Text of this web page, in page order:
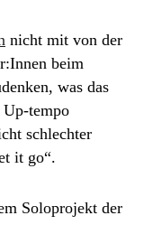
nicht mit von der
beim
was das
Up-tempo
schlechter
it go“.
Soloprojekt der